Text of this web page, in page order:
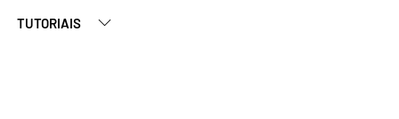
TUTORIAIS